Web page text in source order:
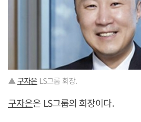
▲구자은 LS그룹 회장.
구자은은 LS그룹의 회장이다.